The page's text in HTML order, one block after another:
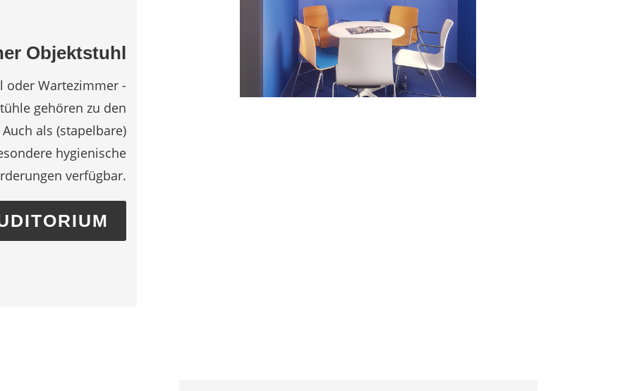
Objektstuhl
oder Wartezimmer -
gehören zu den
als (stapelbare)
hygienische
verfügbar.